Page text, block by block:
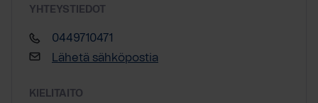
YHTEYSTIEDOT
0449710471
Lähetä sähköpostia
KIELITAITO